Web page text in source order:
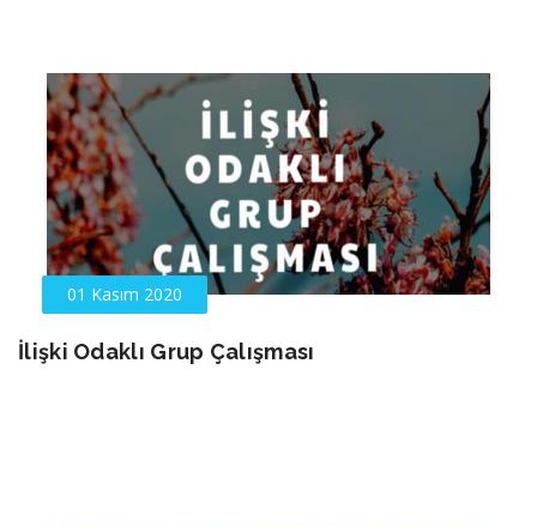
01 Kasım 2020
İlişki Odaklı Grup Çalışması